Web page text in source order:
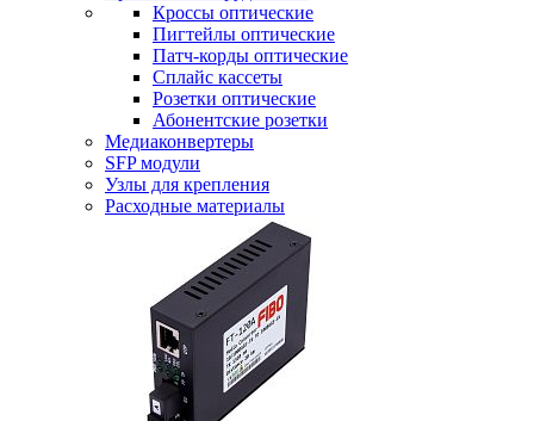
Кроссы оптические
Пигтейлы оптические
Патч-корды оптические
Сплайс кассеты
Розетки оптические
Абонентские розетки
Медиаконвертеры
SFP модули
Узлы для крепления
Расходные материалы